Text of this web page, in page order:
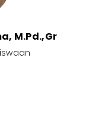
M.Pd.,Gr​